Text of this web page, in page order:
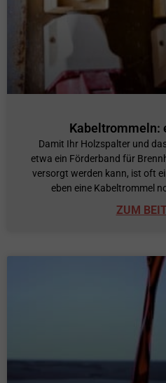
Kabeltrommeln:
Damit Ihr Holzspalter und
etwa ein Förderband für
versorgt werden kann, ist oft
eben eine Kabeltrommel
ZUM